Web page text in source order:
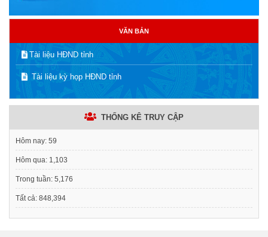
VĂN BẢN
Tài liệu HĐND tỉnh
Tài liệu kỳ họp HĐND tỉnh
THỐNG KÊ TRUY CẬP
Hôm nay: 59
Hôm qua: 1,103
Trong tuần: 5,176
Tất cả: 848,394